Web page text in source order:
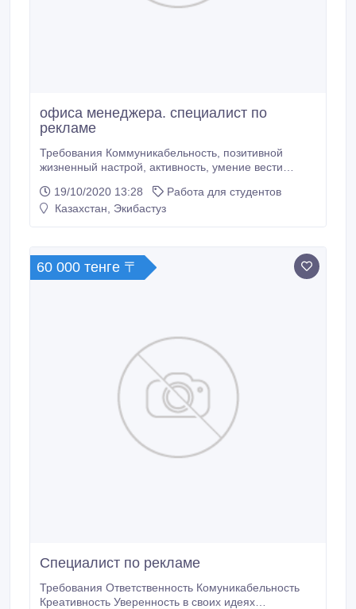
офиса менеджера. специалист по
рекламе
Требования Коммуникабельность, позитивной
жизненный настрой, активность, умение вести
испольнитольность. Обязанности Прием
распределение звонков Предоставление
хозяйственных вопросов.
19/10/2020 13:28
Работа для студентов
Казахстан, Экибастуз
60 000 тенге 〒
Специалист по рекламе
Требования Ответственность Комуникабельность
Креативность Уверенность в своих идеях